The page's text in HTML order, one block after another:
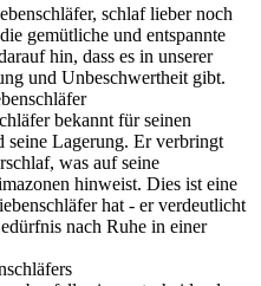
schlaf lieber noch
gemütliche und entspannte
hin, dass es in unserer
und Unbeschwertheit gibt.
bekannt für seinen
seine Lagerung. Er verbringt
was auf seine
hinweist. Dies ist eine
hat - er verdeutlicht
nach Ruhe in einer